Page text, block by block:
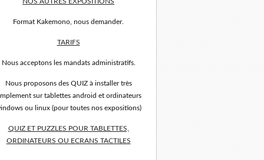
Format Kakemono, nous demander.
TARIFS
Nous acceptons les mandats administratifs.
Nous proposons des QUIZ à installer très
sur tablettes android et ordinateurs
ou linux (pour toutes nos expositions)
QUIZ ET PUZZLES POUR TABLETTES,
ORDINATEURS OU ECRANS TACTILES